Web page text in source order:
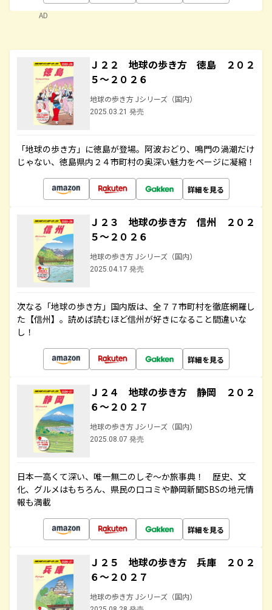
AD
Ｊ２２ 地球の歩き方 徳島 ２０２
５～２０２６
地球の歩き方 Jシリーズ（国内）
2025.03.21 発売
「地球の歩き方」に徳島が登場。阿波おどり、鳴門の渦潮だけ
じゃない、徳島県内２４市町村の奥深い魅力をページに凝縮！
詳細を見る
Ｊ２３ 地球の歩き方 信州 ２０２
５～２０２６
地球の歩き方 Jシリーズ（国内）
2025.04.17 発売
次なる「地球の歩き方」国内版は、全７７市町村を徹底網羅し
た【信州】。読めば読むほど信州が好きになること間違いな
し！
詳細を見る
Ｊ２４ 地球の歩き方 静岡 ２０２
６～２０２７
地球の歩き方 Jシリーズ（国内）
2025.08.07 発売
日本一高くて深い、唯一無二のしぞ～か旅事典！ 歴史、文
化、グルメはもちろん、県民の口コミや静岡新聞SBSの地元情
報も満載
詳細を見る
Ｊ２５ 地球の歩き方 兵庫 ２０２
６～２０２７
地球の歩き方 Jシリーズ（国内）